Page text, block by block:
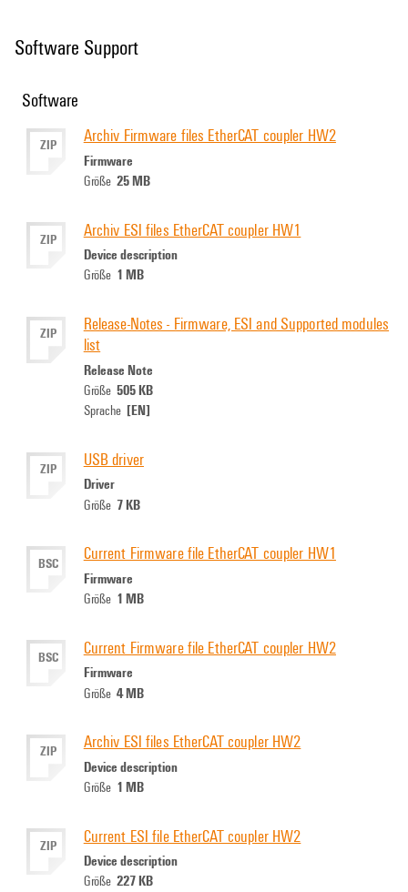
Software Support
Software
ZIP Archiv Firmware files EtherCAT coupler HW2
Firmware
Größe 25 MB
ZIP Archiv ESI files EtherCAT coupler HW1
Device description
Größe 1 MB
ZIP
Release-Notes - Firmware, ESI and Supported modules
list
Release Note
Größe 505 KB
Sprache [EN]
ZIP USB driver
Driver
Größe 7 KB
BSC Current Firmware file EtherCAT coupler HW1
Firmware
Größe 1 MB
BSC Current Firmware file EtherCAT coupler HW2
Firmware
Größe 4 MB
ZIP Archiv ESI files EtherCAT coupler HW2
Device description
Größe 1 MB
ZIP Current ESI file EtherCAT coupler HW2
Device description
Größe 227 KB